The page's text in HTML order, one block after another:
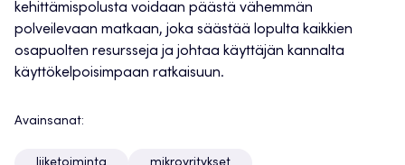
kehittämispolusta voidaan päästä vähemmän
polveilevaan matkaan, joka säästää lopulta kaikkien
osapuolten resursseja ja johtaa käyttäjän kannalta
käyttökelpoisimpaan ratkaisuun.
Avainsanat: